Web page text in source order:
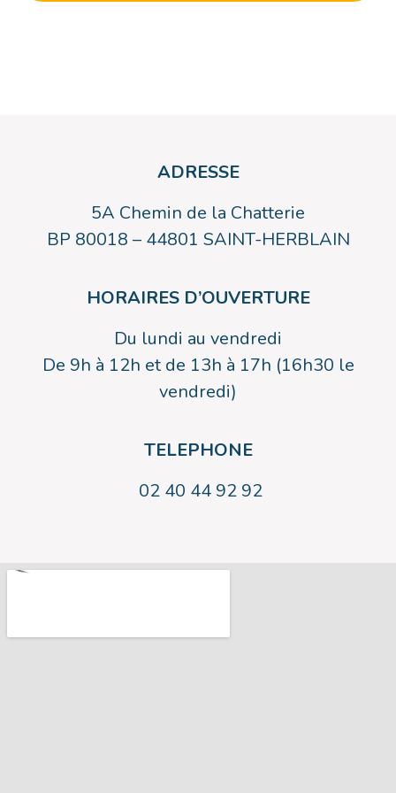
ADRESSE
5A Chemin de la Chatterie
BP 80018 – 44801 SAINT-HERBLAIN
HORAIRES D’OUVERTURE
Du lundi au vendredi
De 9h à 12h et de 13h à 17h (16h30 le
vendredi)
TELEPHONE
02 40 44 92 92